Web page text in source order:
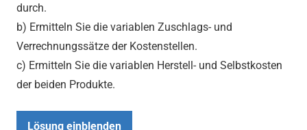
durch.
b) Ermitteln Sie die variablen Zuschlags- und
Verrechnungssätze der Kostenstellen.
c) Ermitteln Sie die variablen Herstell- und Selbstkosten
der beiden Produkte.
Lösung einblenden